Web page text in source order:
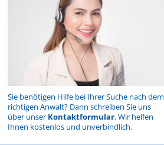
Sie benötigen Hilfe bei Ihrer Suche nach dem
richtigen Anwalt? Dann schreiben Sie uns
über unser Kontaktformular. Wir helfen
Ihnen kostenlos und unverbindlich.